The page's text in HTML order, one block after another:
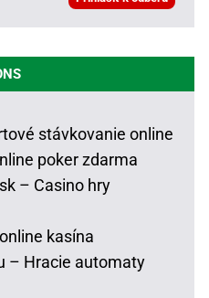
stávkovanie online
poker zdarma
– Casino hry
kasína
– Hracie automaty